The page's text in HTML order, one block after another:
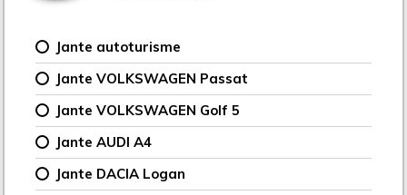
Jante autoturisme
Jante VOLKSWAGEN Passat
Jante VOLKSWAGEN Golf 5
Jante AUDI A4
Jante DACIA Logan